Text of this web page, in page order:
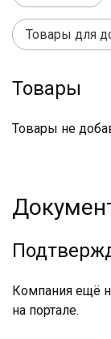
Товары для
Товары
Товары не
Компания ещё
на портале.